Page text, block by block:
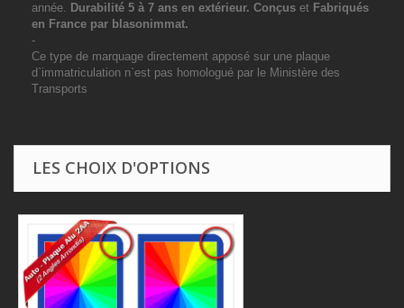
année. Durabilité 5 à 7 ans en extérieur. Conçus et Fabriqués
en France par blasonimmat.
-
Ce type de marquage directement apposé sur une plaque
d`immatriculation n`est pas homologué par le Ministère des
Transports
LES CHOIX D'OPTIONS